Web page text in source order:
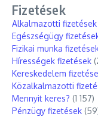
Fizetések
Alkalmazotti fizetések
Egészségügy
Fizikai munka
Hírességek fizetések
Kereskedelem
Közalkalmazotti
Mennyit keres? (1 157)
Pénzügy fizetések